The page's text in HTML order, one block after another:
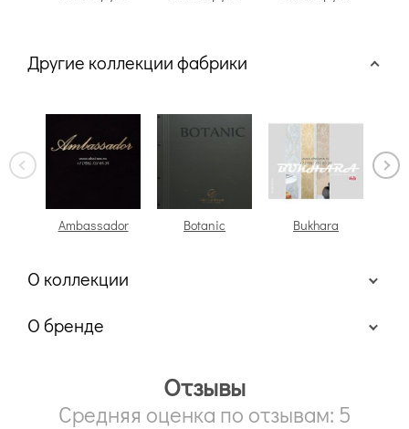
Другие коллекции фабрики
Ambassador Botanic Bukhara
О коллекции
О бренде
Отзывы
Средняя оценка по отзывам: 5